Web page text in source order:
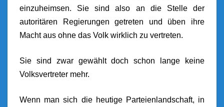
einzuheimsen. Sie sind also an die Stelle der
autoritären Regierungen getreten und üben ihre
Macht aus ohne das Volk wirklich zu vertreten.
Sie sind zwar gewählt doch schon lange keine
Volksvertreter mehr.
Wenn man sich die heutige Parteienlandschaft, in